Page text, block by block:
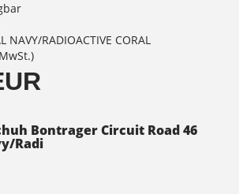
NAVY/RADIOACTIVE CORAL
Bontrager Circuit Road 46
Radi